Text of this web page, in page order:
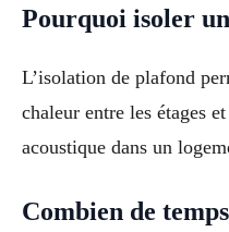
Pourquoi isoler
L’isolation de plafond
chaleur entre les étages
acoustique dans un
Combien de